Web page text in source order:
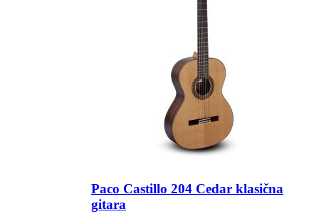
Paco Castillo 204 Cedar klasična
gitara